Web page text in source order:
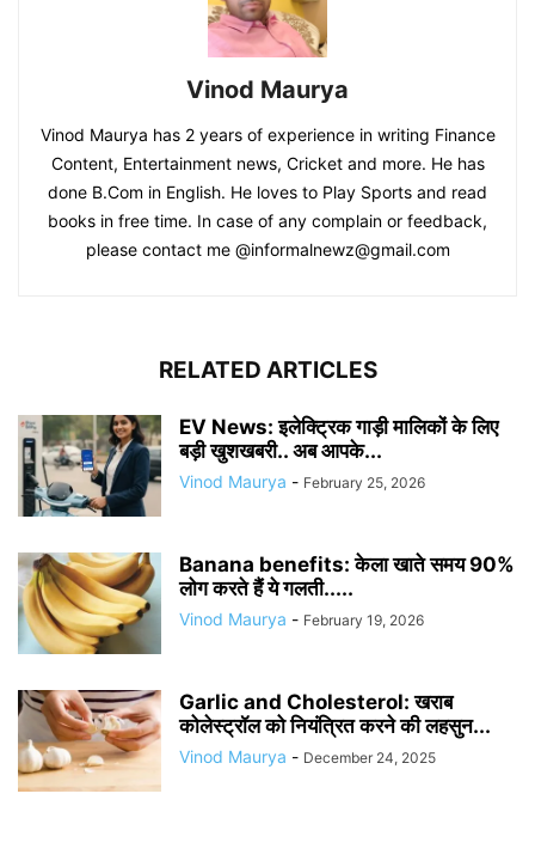
Vinod Maurya
Vinod Maurya has 2 years of experience in writing Finance
Content, Entertainment news, Cricket and more. He has
done B.Com in English. He loves to Play Sports and read
books in free time. In case of any complain or feedback,
please contact me @informalnewz@gmail.com
RELATED ARTICLES
EV News: इलेक्ट्रिक गाड़ी मालिकों के लिए
बड़ी खुशखबरी.. अब आपके...
Vinod Maurya - February 25, 2026
Banana benefits: केला खाते समय 90%
लोग करते हैं ये गलती.....
Vinod Maurya - February 19, 2026
Garlic and Cholesterol: खराब
कोलेस्ट्रॉल को नियंत्रित करने की लहसुन...
Vinod Maurya - December 24, 2025